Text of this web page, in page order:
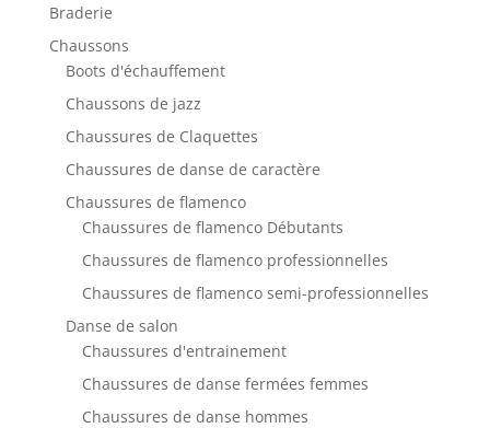
Braderie
Chaussons
Boots d'échauffement
Chaussons de jazz
Chaussures de Claquettes
Chaussures de danse de caractère
Chaussures de flamenco
Chaussures de flamenco Débutants
Chaussures de flamenco professionnelles
Chaussures de flamenco semi-professionnelles
Danse de salon
Chaussures d'entrainement
Chaussures de danse fermées femmes
Chaussures de danse hommes